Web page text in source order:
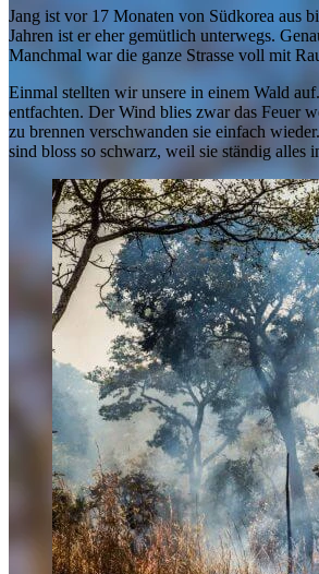
Jang ist vor 17 Monaten von Südkorea aus
Jahren ist er eher gemütlich unterwegs.
Manchmal war die ganze Strasse voll mit
Einmal stellten wir unsere in einem Wald
entfachten. Der Wind blies zwar das Feuer
zu brennen verschwanden sie einfach
sind bloss so schwarz, weil sie ständig alles